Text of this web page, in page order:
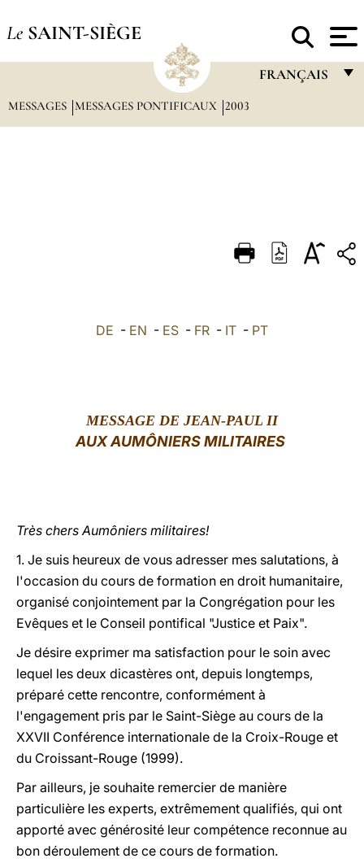
Le SAINT-SIÈGE
FRANÇAIS
DEUTSCH
العربيّة
MESSAGES MESSAGES PONTIFICAUX 2003
DE - EN - ES - FR - IT - PT
MESSAGE DE JEAN-PAUL II
AUX AUMÔNIERS MILITAIRES
Très chers Aumôniers militaires!
1. Je suis heureux de vous adresser mes salutations, à
l'occasion du cours de formation en droit humanitaire,
organisé conjointement par la Congrégation pour les
Evêques et le Conseil pontifical "Justice et Paix".
Je désire exprimer ma satisfaction pour le soin avec
lequel les deux dicastères ont, depuis longtemps,
préparé cette rencontre, conformément à
l'engagement pris par le Saint-Siège au cours de la
XXVII Conférence internationale de la Croix-Rouge et
du Croissant-Rouge (1999).
Par ailleurs, je souhaite remercier de manière
particulière les experts, extrêmement qualifiés, qui ont
apporté avec générosité leur compétence reconnue au
bon déroulement de ce cours de formation.